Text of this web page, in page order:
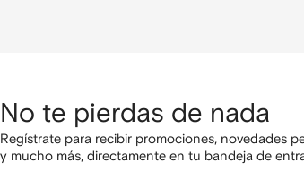
No te pierdas de nada
Regístrate para recibir promociones, novedades
y mucho más, directamente en tu bandeja de